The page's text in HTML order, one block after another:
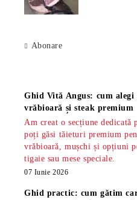
Abonare
Ghid Vită Angus: cum
vrăbioară și steak premium
Am creat o secțiune dedicată
poți găsi tăieturi premium
vrăbioară, mușchi și opțiuni
tigaie sau mese speciale.
07 Iunie 2026
Ghid practic: cum gătim